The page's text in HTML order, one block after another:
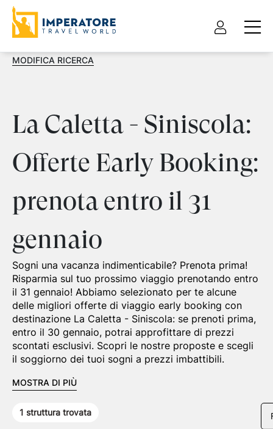
MODIFICA RICERCA
La Caletta - Siniscola:
Offerte Early Booking:
prenota entro il 31
gennaio
Sogni una vacanza indimenticabile? Prenota prima!
Risparmia sul tuo prossimo viaggio prenotando entro
il 31 gennaio! Abbiamo selezionato per te alcune
delle migliori offerte di viaggio early booking con
destinazione La Caletta - Siniscola: se prenoti prima,
entro il 30 gennaio, potrai approfittare di prezzi
scontati esclusivi. Scopri le nostre proposte e scegli
il soggiorno dei tuoi sogni a prezzi imbattibili.
MOSTRA DI PIÙ
1 struttura trovata